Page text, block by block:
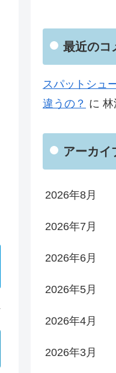
最近のコ
スパットシュ
違うの？ に 林
アーカイ
2026年8月
2026年7月
2026年6月
2026年5月
2026年4月
2026年3月